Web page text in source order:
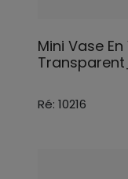
Mini Vase
Ré: 10216